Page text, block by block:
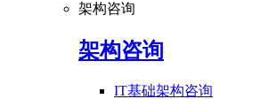
架构咨询
架构咨询
IT基础架构咨询